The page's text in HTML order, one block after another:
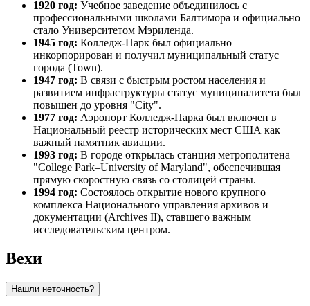
1920 год: Учебное заведение объединилось с
профессиональными школами Балтимора и официально
стало Университетом Мэриленда.
1945 год: Колледж-Парк был официально
инкорпорирован и получил муниципальный статус
города (Town).
1947 год: В связи с быстрым ростом населения и
развитием инфраструктуры статус муниципалитета был
повышен до уровня "City".
1977 год: Аэропорт Колледж-Парка был включен в
Национальный реестр исторических мест США как
важный памятник авиации.
1993 год: В городе открылась станция метрополитена
"College Park–University of Maryland", обеспечившая
прямую скоростную связь со столицей страны.
1994 год: Состоялось открытие нового крупного
комплекса Национального управления архивов и
документации (Archives II), ставшего важным
исследовательским центром.
Вехи
Нашли неточность?